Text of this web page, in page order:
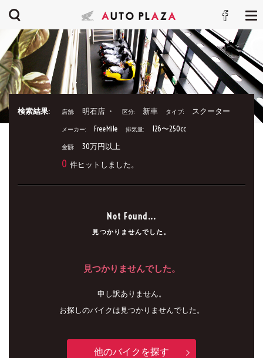
検索結果: 店舗: 明石店 ・ 区分: 新車 タイプ: スクーター
メーカー: FreeMile 排気量: 126〜250cc
金額: 30万円以上
0 件ヒットしました。
Not Found...
見つかりませんでした。
見つかりませんでした。
申し訳ありません。
お探しのバイクは見つかりませんでした。
他のバイクを探す